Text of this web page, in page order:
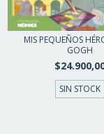
MIS PEQUEÑOS
GOGH
SIN STOCK